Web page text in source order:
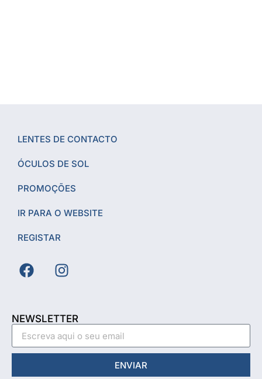
LENTES DE CONTACTO
ÓCULOS DE SOL
PROMOÇÕES
IR PARA O WEBSITE
REGISTAR
NEWSLETTER
ENVIAR